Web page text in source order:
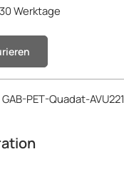
Werktage
GAB-PET-Quadat-AVU221